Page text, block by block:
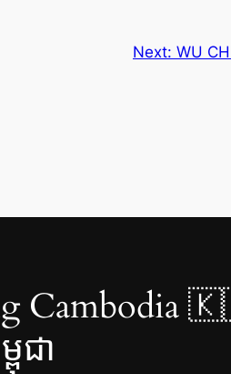
Next: WU
Cambodia
ជា